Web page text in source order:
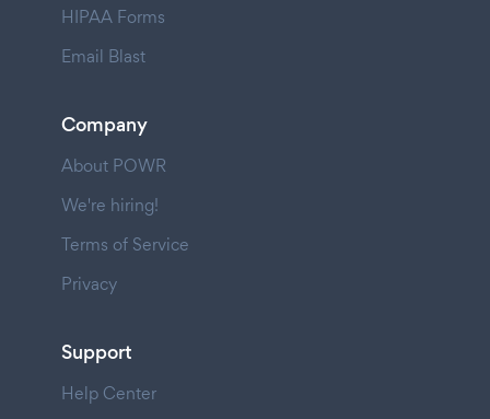
HIPAA Forms
Email Blast
Company
About POWR
We're hiring!
Terms of Service
Privacy
Support
Help Center